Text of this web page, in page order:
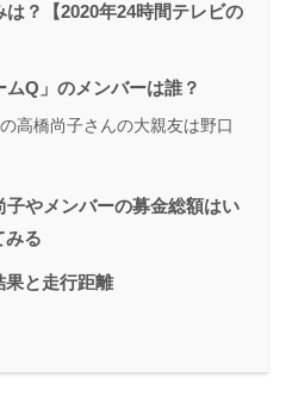
？【2020年24時間テレビの
Q」のメンバーは誰？
高橋尚子さんの大親友は野口
やメンバーの募金総額はい
みる
果と走行距離